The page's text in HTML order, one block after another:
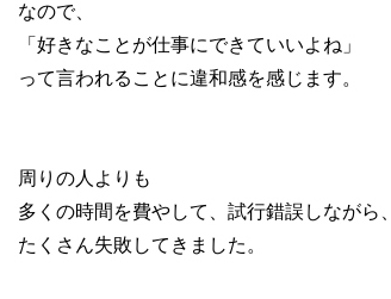
なので、
「好きなことが仕事にできていいよね」
って言われることに違和感を感じます。
周りの人よりも
多くの時間を費やして、試行錯誤しながら、
たくさん失敗してきました。